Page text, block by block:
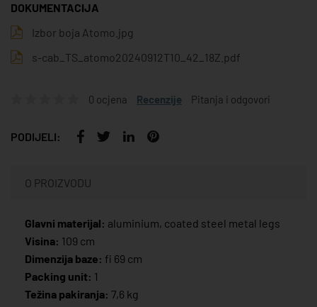
DOKUMENTACIJA
Izbor boja Atomo.jpg
s-cab_TS_atomo20240912T10_42_18Z.pdf
0 ocjena Recenzije Pitanja i odgovori
PODIJELI:
O PROIZVODU
Glavni materijal: aluminium, coated steel metal legs
Visina: 109 cm
Dimenzija baze: fi 69 cm
Packing unit: 1
Težina pakiranja: 7,6 kg